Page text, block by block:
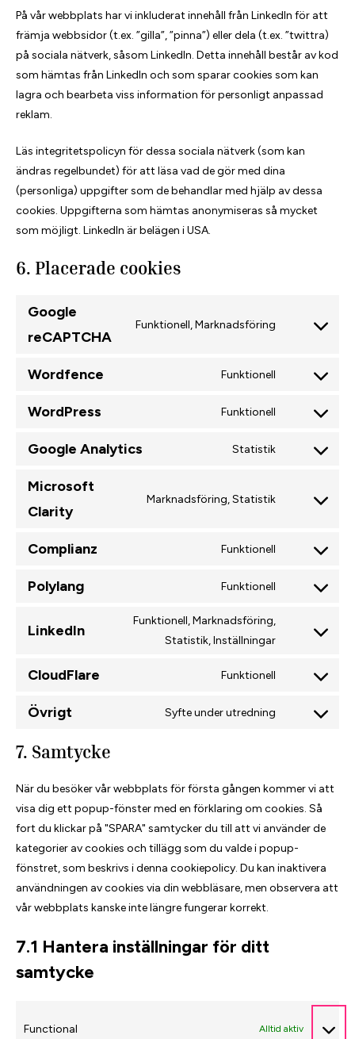
På vår webbplats har vi inkluderat innehåll från LinkedIn för att
främja webbsidor (t.ex. ”gilla”, ”pinna”) eller dela (t.ex. ”twittra)
på sociala nätverk, såsom LinkedIn. Detta innehåll består av kod
som hämtas från LinkedIn och som sparar cookies som kan
lagra och bearbeta viss information för personligt anpassad
reklam.
Läs integritetspolicyn för dessa sociala nätverk (som kan
ändras regelbundet) för att läsa vad de gör med dina
(personliga) uppgifter som de behandlar med hjälp av dessa
cookies. Uppgifterna som hämtas anonymiseras så mycket
som möjligt. LinkedIn är belägen i USA.
6. Placerade cookies
Google
reCAPTCHA
Funktionell, Marknadsföring
Consent
service
recaptcha
Wordfence Funktionell
Consent
WordPress Funktionell
Consent
Google Analytics Statistik
Consent
service
Microsoft
Clarity
Marknadsföring, Statistik
Consent
service
clarity
Complianz Funktionell
Consent
Polylang Funktionell
Consent
service
LinkedIn
Funktionell, Marknadsföring,
Statistik, Inställningar
Consent
service
CloudFlare Funktionell
Consent
Övrigt Syfte under utredning
Consent
7. Samtycke
När du besöker vår webbplats för första gången kommer vi att
visa dig ett popup-fönster med en förklaring om cookies. Så
fort du klickar på "SPARA" samtycker du till att vi använder de
kategorier av cookies och tillägg som du valde i popup-
fönstret, som beskrivs i denna cookiepolicy. Du kan inaktivera
användningen av cookies via din webbläsare, men observera att
vår webbplats kanske inte längre fungerar korrekt.
7.1 Hantera inställningar för ditt
samtycke
Functional Alltid aktiv